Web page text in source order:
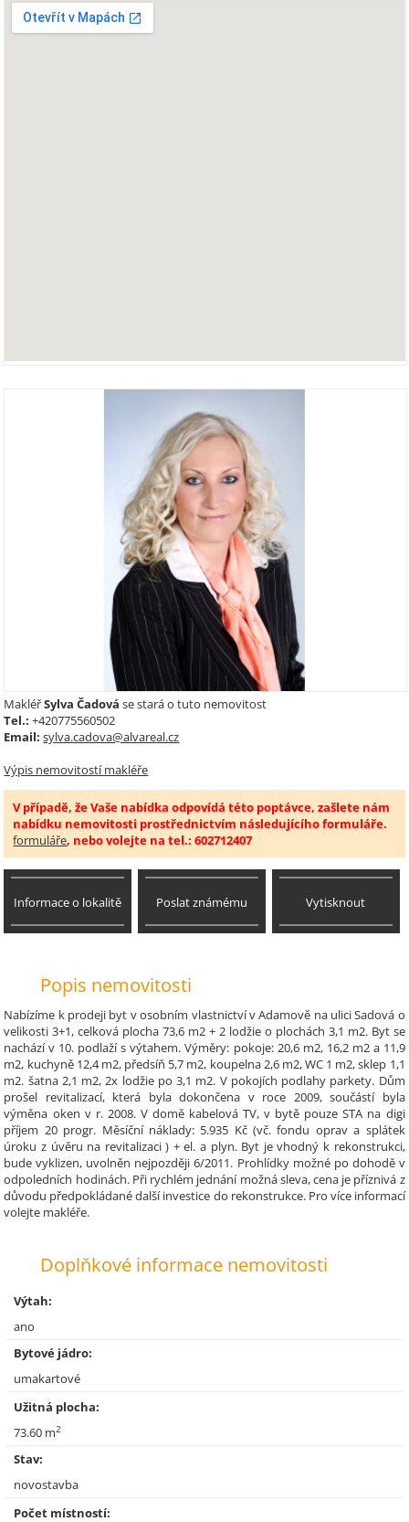
MakléřSylva Čadová se stará o tuto nemovitost
Tel.: +420775560502
Email: sylva.cadova@alvareal.cz
Výpis nemovitostí makléře
V případě, že Vaše nabídka odpovídá této poptávce, zašlete nám
nabídku nemovitosti prostřednictvím následujícího formuláře.
formuláře, nebo volejte na tel.: 602712407
Informace o lokalitě Poslat známému Vytisknout
Popis nemovitosti
Nabízíme k prodeji byt v osobním vlastnictví v Adamově na ulici Sadová o
velikosti 3+1, celková plocha 73,6 m2 + 2 lodžie o plochách 3,1 m2. Byt se
nachází v 10. podlaží s výtahem. Výměry: pokoje: 20,6 m2, 16,2 m2 a 11,9
m2, kuchyně 12,4 m2, předsíň 5,7 m2, koupelna 2,6 m2, WC 1 m2, sklep 1,1
m2. šatna 2,1 m2, 2x lodžie po 3,1 m2. V pokojích podlahy parkety. Dům
prošel revitalizací, která byla dokončena v roce 2009, součástí byla
výměna oken v r. 2008. V domě kabelová TV, v bytě pouze STA na digi
příjem 20 progr. Měsíční náklady: 5.935 Kč (vč. fondu oprav a splátek
úroku z úvěru na revitalizaci ) + el. a plyn. Byt je vhodný k rekonstrukci,
bude vyklizen, uvolněn nejpozději 6/2011. Prohlídky možné po dohodě v
odpoledních hodinách. Při rychlém jednání možná sleva, cena je příznivá z
důvodu předpokládané další investice do rekonstrukce. Pro více informací
volejte makléře.
Doplňkové informace nemovitosti
Výtah:
ano
Bytové jádro:
umakartové
Užitná plocha:
73.60 m2
Stav:
novostavba
Počet místností: